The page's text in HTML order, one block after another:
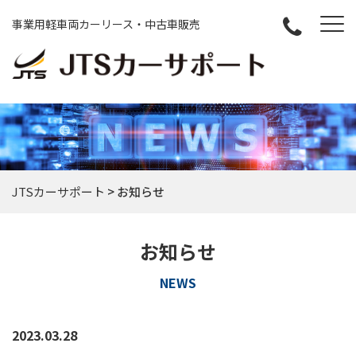
事業用軽車両カーリース・中古車販売
JTSカーサポート >お知らせ
お知らせ
NEWS
2023.03.28